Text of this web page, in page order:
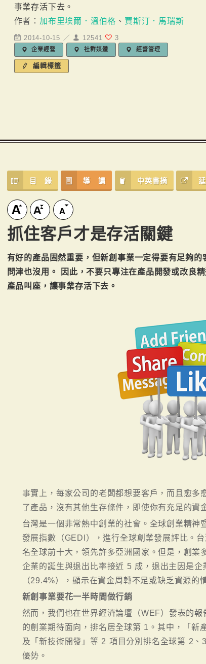
事業存活下去。
作者： 加布里埃爾．溫伯格 、 賈斯汀．馬瑞斯
2014-10-15 ／ 12541 3
企業經營 社群媒體 經營管理
編輯標籤
目 錄 導 讀 中英書摘
抓住客戶才是存活關鍵
有好的產品固然重要，但新創事業一定得要有足夠
問津也沒用。 因此，不要只專注在產品開發或改良
產品叫座，讓事業存活下去。
事實上，每家公司的老闆都想要客戶，而且愈
了產品，沒有其他生存條件，即使你有充足的資
台灣是一個非常熱中創業的社會。全球創業精
發展指數（GEDI），進行全球創業發展評比。
名全球前十大，領先許多亞洲國家。但是，創業
企業的誕生與退出比率接近 5 成，退出主因是
（29.4%），顯示在資金周轉不足或缺乏資源的
新創事業要花一半時間做行銷
然而，我們也在世界經濟論壇（WEF）發表的
的創業期待面向，排名居全球第 1。其中，「新
及「新技術開發」等 2 項目分別排名全球第 2
優勢。